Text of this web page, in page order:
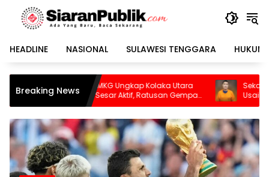
Langsung
konten
HEADLINE
NASIONAL SULAWESI TENGGARA HUKUM
Breaking News
Utara
Gempa
Sekda Konawe Selatan Dinonaktifkan
Usai Jadi Tersangka